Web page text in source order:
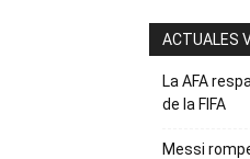
ACTUALES
La AFA
de la FIFA
Messi